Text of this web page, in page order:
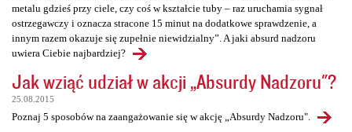
metalu gdzieś przy ciele, czy coś w kształcie tuby – raz uruchamia sygnał
ostrzegawczy i oznacza stracone 15 minut na dodatkowe sprawdzenie, a
innym razem okazuje się zupełnie niewidzialny”. A jaki absurd nadzoru
uwiera Ciebie najbardziej?
Jak wziąć udział w akcji „Absurdy Nadzoru"?
25.08.2015
Poznaj 5 sposobów na zaangażowanie się w akcję „Absurdy Nadzoru".